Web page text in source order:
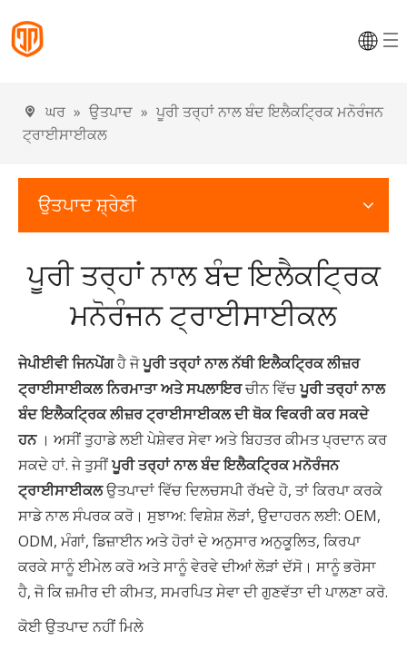
ਘਰ » ਉਤਪਾਦ » ਪੂਰੀ ਤਰ੍ਹਾਂ ਨਾਲ ਬੰਦ ਇਲੈਕਟ੍ਰਿਕ ਮਨੋਰੰਜਨ
ਟ੍ਰਾਈਸਾਈਕਲ
ਪੂਰੀ ਤਰ੍ਹਾਂ ਨਾਲ ਬੰਦ ਇਲੈਕਟ੍ਰਿਕ
ਮਨੋਰੰਜਨ ਟ੍ਰਾਈਸਾਈਕਲ
ਜੇਪੀਈਵੀ ਜਿਨਪੇਂਗਹੈ ਜੋਪੂਰੀ ਤਰ੍ਹਾਂ ਨਾਲ ਨੱਥੀ ਇਲੈਕਟ੍ਰਿਕ ਲੀਜ਼ਰ
ਟ੍ਰਾਈਸਾਈਕਲ ਨਿਰਮਾਤਾ ਅਤੇ ਸਪਲਾਇਰਚੀਨ ਵਿੱਚਪੂਰੀ ਤਰ੍ਹਾਂ ਨਾਲ
ਬੰਦ ਇਲੈਕਟ੍ਰਿਕ ਲੀਜ਼ਰ ਟ੍ਰਾਈਸਾਈਕਲ ਦੀ ਥੋਕ ਵਿਕਰੀ ਕਰ ਸਕਦੇ
ਹਨ । ਅਸੀਂ ਤੁਹਾਡੇ ਲਈ ਪੇਸ਼ੇਵਰ ਸੇਵਾ ਅਤੇ ਬਿਹਤਰ ਕੀਮਤ ਪ੍ਰਦਾਨ ਕਰ
ਸਕਦੇ ਹਾਂ. ਜੇ ਤੁਸੀਂਪੂਰੀ ਤਰ੍ਹਾਂ ਨਾਲ ਬੰਦ ਇਲੈਕਟ੍ਰਿਕ ਮਨੋਰੰਜਨ
ਟ੍ਰਾਈਸਾਈਕਲਉਤਪਾਦਾਂ ਵਿੱਚ ਦਿਲਚਸਪੀ ਰੱਖਦੇ ਹੋ, ਤਾਂ ਕਿਰਪਾ ਕਰਕੇ
ਸਾਡੇ ਨਾਲ ਸੰਪਰਕ ਕਰੋ। ਸੁਝਾਅ: ਵਿਸ਼ੇਸ਼ ਲੋੜਾਂ, ਉਦਾਹਰਨ ਲਈ: OEM,
ODM, ਮੰਗਾਂ, ਡਿਜ਼ਾਈਨ ਅਤੇ ਹੋਰਾਂ ਦੇ ਅਨੁਸਾਰ ਅਨੁਕੂਲਿਤ, ਕਿਰਪਾ
ਕਰਕੇ ਸਾਨੂੰ ਈਮੇਲ ਕਰੋ ਅਤੇ ਸਾਨੂੰ ਵੇਰਵੇ ਦੀਆਂ ਲੋੜਾਂ ਦੱਸੋ। ਸਾਨੂੰ ਭਰੋਸਾ
ਹੈ, ਜੋ ਕਿ ਜ਼ਮੀਰ ਦੀ ਕੀਮਤ, ਸਮਰਪਿਤ ਸੇਵਾ ਦੀ ਗੁਣਵੱਤਾ ਦੀ ਪਾਲਣਾ ਕਰੋ.
ਕੋਈ ਉਤਪਾਦ ਨਹੀਂ ਮਿਲੇ
ਉਤਪਾਦ ਸ਼੍ਰੇਣੀ